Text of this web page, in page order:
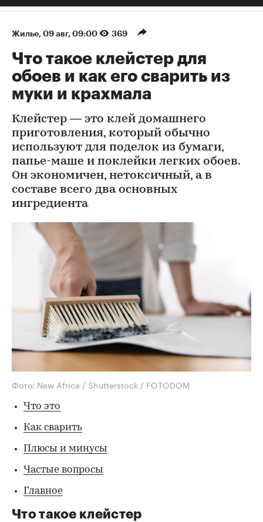
Жилье 09 авг, 09:00 369
Что такое клейстер для
обоев и как его сварить из
муки и крахмала
Клейстер — это клей домашнего
приготовления, который обычно
используют для поделок из бумаги,
папье-маше и поклейки легких обоев.
Он экономичен, нетоксичный, а в
составе всего два основных
ингредиента
Фото: New Africa / Shutterstock / FOTODOM
Что это
Как сварить
Плюсы и минусы
Частые вопросы
Главное
Что такое клейстер